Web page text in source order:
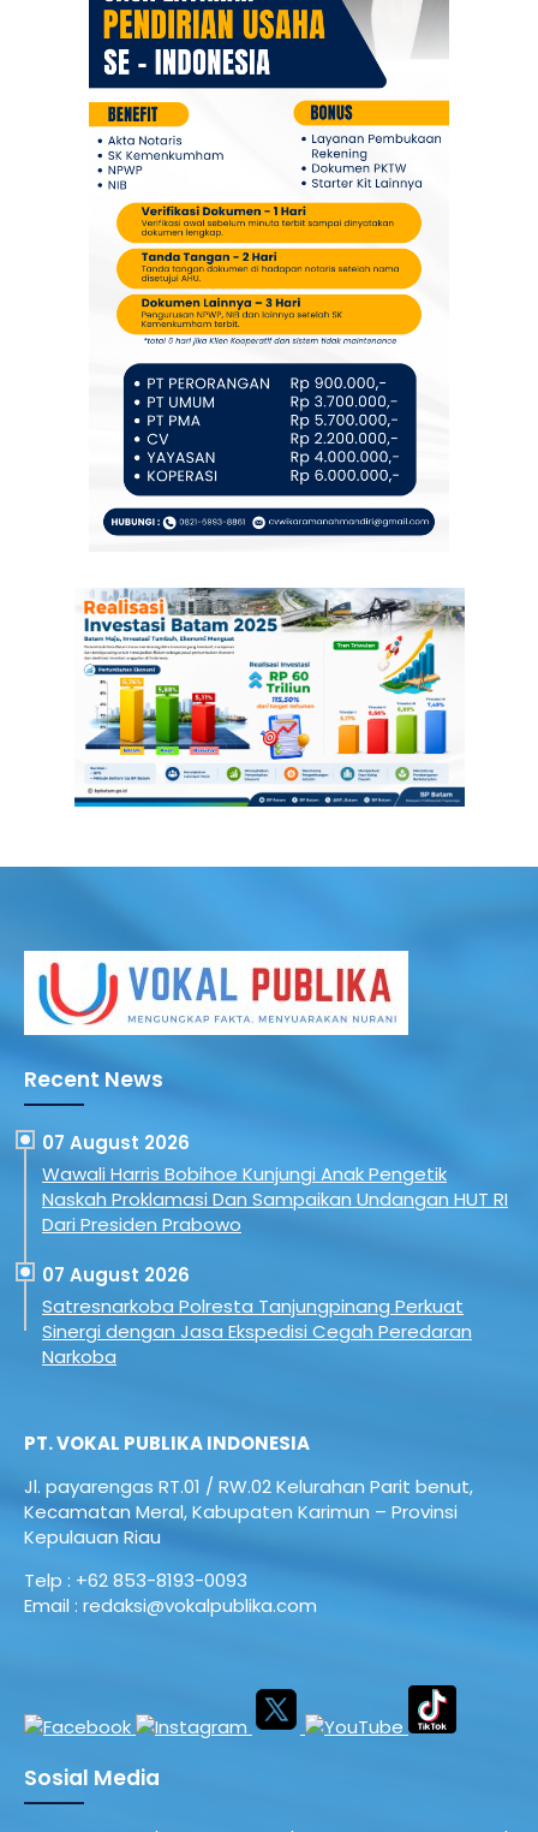
Recent News
07 August 2026
Wawali Harris Bobihoe Kunjungi Anak Pengetik
Naskah Proklamasi Dan Sampaikan Undangan HUT RI
Dari Presiden Prabowo
07 August 2026
Satresnarkoba Polresta Tanjungpinang Perkuat
Sinergi dengan Jasa Ekspedisi Cegah Peredaran
Narkoba
PT. VOKAL PUBLIKA INDONESIA
Jl. payarengas RT.01 / RW.02Kelurahan Parit benut,
Kecamatan Meral,Kabupaten Karimun – Provinsi
Kepulauan Riau
Telp : +62 853-8193-0093
Email : redaksi@vokalpublika.com
Sosial Media